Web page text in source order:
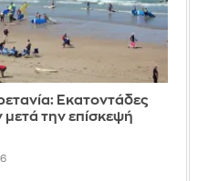
Εκατοντάδες
την επίσκεψή